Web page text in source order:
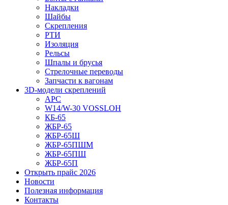
Накладки
Шайбы
Скрепления
РТИ
Изоляция
Рельсы
Шпалы и брусья
Стрелочные переводы
Запчасти к вагонам
3D-модели скреплений
АРС
W14/W-30 VOSSLOH
КБ-65
ЖБР-65
ЖБР-65Ш
ЖБР-65ПШМ
ЖБР-65ПШ
ЖБР-65П
Открыть прайс 2026
Новости
Полезная информация
Контакты